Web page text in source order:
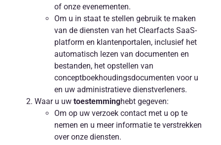
of onze evenementen.
Om u in staat te stellen gebruik te maken
van de diensten van het Clearfacts SaaS-
platform en klantenportalen, inclusief het
automatisch lezen van documenten en
bestanden, het opstellen van
conceptboekhoudingsdocumenten voor u
en uw administratieve dienstverleners.
Waar u uw toestemminghebt gegeven:
Om op uw verzoek contact met u op te
nemen en u meer informatie te verstrekken
over onze diensten.